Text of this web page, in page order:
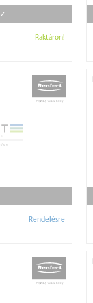
Raktáron!
Rendelésre